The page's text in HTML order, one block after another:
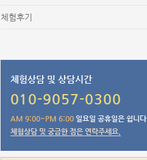
체험후기
체험상담 및 상담시간
010-9057-0300
AM 9:00~PM 6:00일요일 공휴일은 쉽니다
체험상담 및 궁금한 점은 연락주세요.